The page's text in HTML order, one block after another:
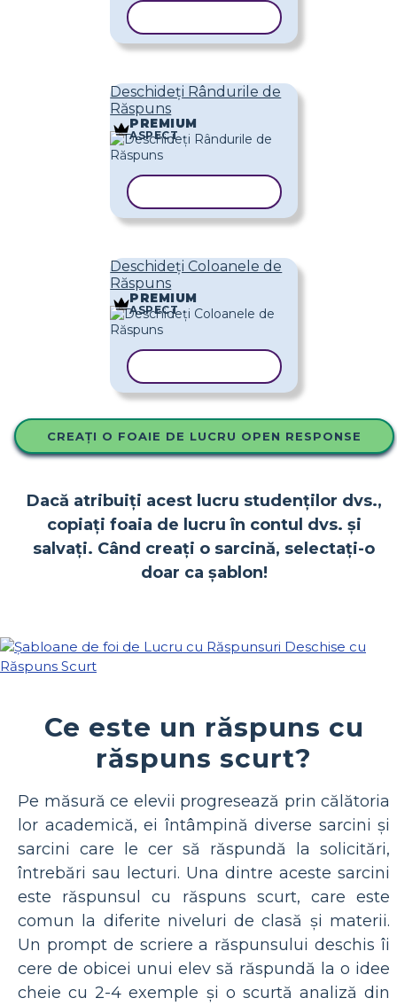
Deschideți Rândurile de
Răspuns
PREMIUM
ASPECT
Deschideți Coloanele de
Răspuns
PREMIUM
ASPECT
CREAȚI O FOAIE DE LUCRU OPEN RESPONSE
Dacă atribuiți acest lucru studenților dvs.,
copiați foaia de lucru în contul dvs. și
salvați. Când creați o sarcină, selectați-o
doar ca șablon!
Ce este un răspuns cu
răspuns scurt?
Pe măsură ce elevii progresează prin călătoria
lor academică, ei întâmpină diverse sarcini și
sarcini care le cer să răspundă la solicitări,
întrebări sau lecturi. Una dintre aceste sarcini
este răspunsul cu răspuns scurt, care este
comun la diferite niveluri de clasă și materii.
Un prompt de scriere a răspunsului deschis îi
cere de obicei unui elev să răspundă la o idee
cheie cu 2-4 exemple și o scurtă analiză din